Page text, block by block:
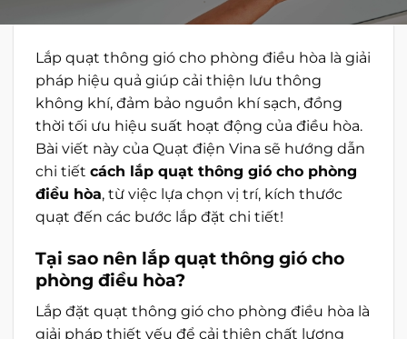
Lắp quạt thông gió cho phòng điều hòa là giải
pháp hiệu quả giúp cải thiện lưu thông
không khí, đảm bảo nguồn khí sạch, đồng
thời tối ưu hiệu suất hoạt động của điều hòa.
Bài viết này của Quạt điện Vina sẽ hướng dẫn
chi tiết cách lắp quạt thông gió cho phòng
điều hòa, từ việc lựa chọn vị trí, kích thước
quạt đến các bước lắp đặt chi tiết!
Tại sao nên lắp quạt thông gió cho
phòng điều hòa?
Lắp đặt quạt thông gió cho phòng điều hòa là
giải pháp thiết yếu để cải thiện chất lượng